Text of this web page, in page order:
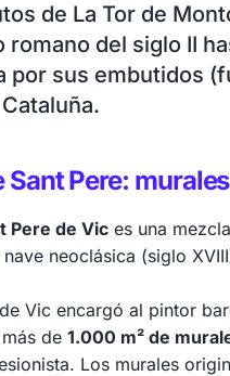
de La Tor de
romano del siglo II
por sus embutidos
Sant Pere:
Pere de Vic es una
neoclásica (siglo
Vic encargó al pintor
de 1.000 m² de
Los murales